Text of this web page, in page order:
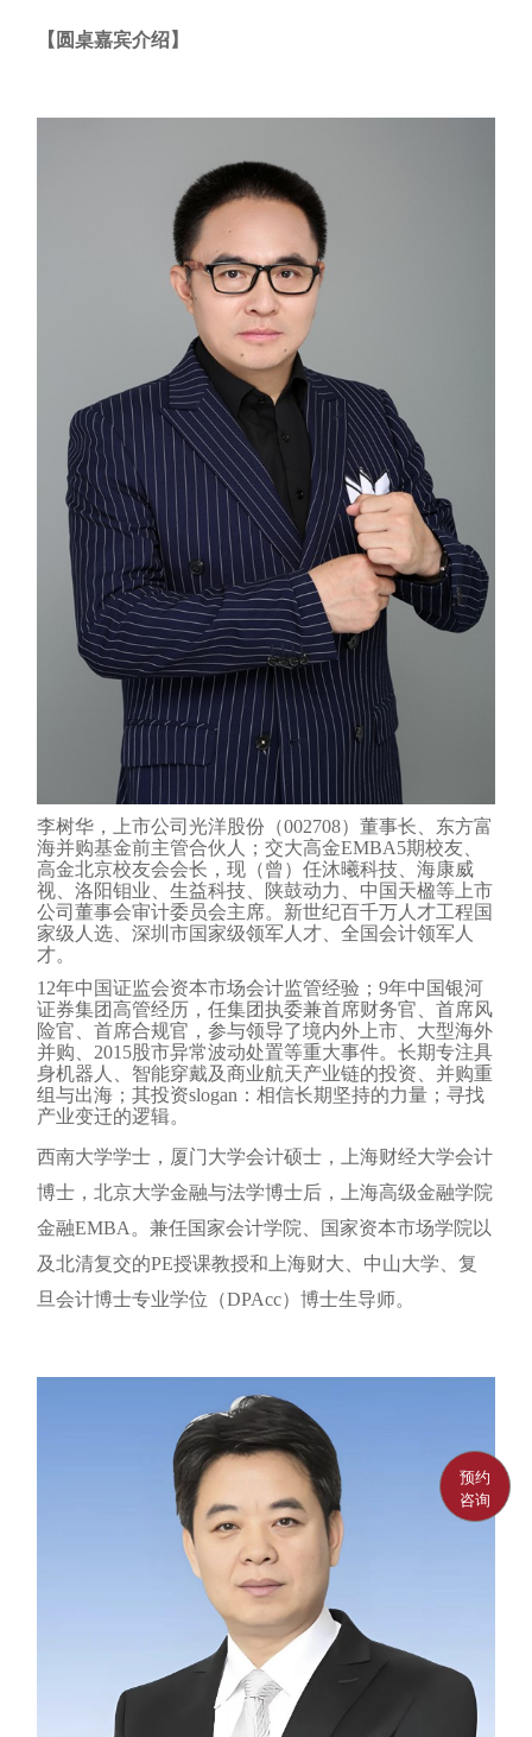
【圆桌嘉宾介绍】
李树华，上市公司光洋股份（002708）董事长、东方富
海并购基金前主管合伙人；交大高金EMBA5期校友、
高金北京校友会会长，现（曾）任沐曦科技、海康威
视、洛阳钼业、生益科技、陕鼓动力、中国天楹等上市
公司董事会审计委员会主席。新世纪百千万人才工程国
家级人选、深圳市国家级领军人才、全国会计领军人
才。
12年中国证监会资本市场会计监管经验；9年中国银河
证券集团高管经历，任集团执委兼首席财务官、首席风
险官、首席合规官，参与领导了境内外上市、大型海外
并购、2015股市异常波动处置等重大事件。长期专注具
身机器人、智能穿戴及商业航天产业链的投资、并购重
组与出海；其投资slogan：相信长期坚持的力量；寻找
产业变迁的逻辑。
西南大学学士，厦门大学会计硕士，上海财经大学会计
博士，北京大学金融与法学博士后，上海高级金融学院
金融EMBA。兼任国家会计学院、国家资本市场学院以
及北清复交的PE授课教授和上海财大、中山大学、复
旦会计博士专业学位（DPAcc）博士生导师。
预约
咨询